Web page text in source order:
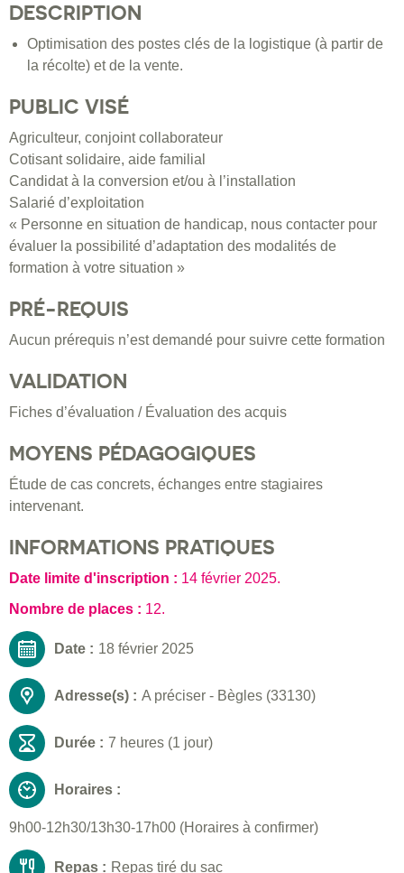
DESCRIPTION
Optimisation des postes clés de la logistique (à partir de
la récolte) et de la vente.
PUBLIC VISÉ
Agriculteur, conjoint collaborateur
Cotisant solidaire, aide familial
Candidat à la conversion et/ou à l’installation
Salarié d’exploitation
« Personne en situation de handicap, nous contacter pour
évaluer la possibilité d’adaptation des modalités de
formation à votre situation »
PRÉ-REQUIS
Aucun prérequis n’est demandé pour suivre cette formation
VALIDATION
Fiches d’évaluation / Évaluation des acquis
MOYENS PÉDAGOGIQUES
Étude de cas concrets, échanges entre stagiaires
intervenant.
INFORMATIONS PRATIQUES
Date limite d'inscription : 14 février 2025.
Nombre de places : 12.
Date : 18 février 2025
Adresse(s) : A préciser - Bègles (33130)
Durée : 7 heures (1 jour)
Horaires :
9h00-12h30/13h30-17h00 (Horaires à confirmer)
Repas : Repas tiré du sac